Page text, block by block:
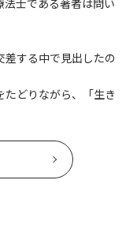
士である著者は問い
する中で見出したの
どりながら、「生き